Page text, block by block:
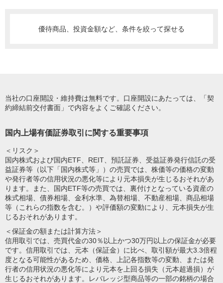
優待商品、投資金額など、条件を絞って探せる
当社の口座開設・維持費は無料です。口座開設にあたっては、「契
約締結前交付書面」で内容をよくご確認ください。
国内上場有価証券取引に関する重要事項
＜リスク＞
国内株式および国内ETF、REIT、預託証券、受益証券発行信託の受
益証券等（以下「国内株式等」）の売買では、株価等の価格の変動
や発行者等の信用状況の悪化等により元本損失が生じるおそれがあ
ります。また、国内ETF等の売買では、裏付けとなっている資産の
株式相場、債券相場、金利水準、為替相場、不動産相場、商品相場
等（これらの指数を含む。）や評価額の変動により、元本損失が生
じるおそれがあります。
＜保証金の額または計算方法＞
信用取引では、売買代金の30％以上かつ30万円以上の保証金が必要
です。信用取引では、元本（保証金）に比べ、取引額が最大3.3倍程
度となる可能性があるため、価格、上記各指数等の変動、または発
行者の信用状況の悪化等により元本を上回る損失（元本超過損）が
生じるおそれがあります。レバレッジ型商品等の一部の銘柄の場合